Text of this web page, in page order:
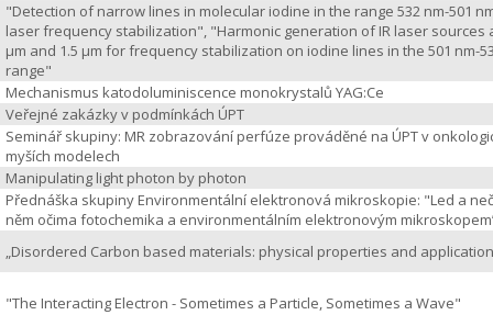
"Detection of narrow lines in molecular iodine in the range 532 nm-501
laser frequency stabilization", "Harmonic generation of IR laser sources
µm and 1.5 µm for frequency stabilization on iodine lines in the 501 nm-
range"
Mechanismus katodoluminiscence monokrystalů YAG:Ce
Veřejné zakázky v podmínkách ÚPT
Seminář skupiny: MR zobrazování perfúze prováděné na ÚPT v
myších modelech
Manipulating light photon by photon
Přednáška skupiny Environmentální elektronová mikroskopie: "Led a
něm očima fotochemika a environmentálním elektronovým
„Disordered Carbon based materials: physical properties and
"The Interacting Electron - Sometimes a Particle, Sometimes a Wave"